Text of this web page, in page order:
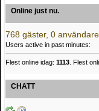
Online just nu.
768 gäster, 0
Users active in past minutes:
Flest online idag: 1113 . Flest
CHATT